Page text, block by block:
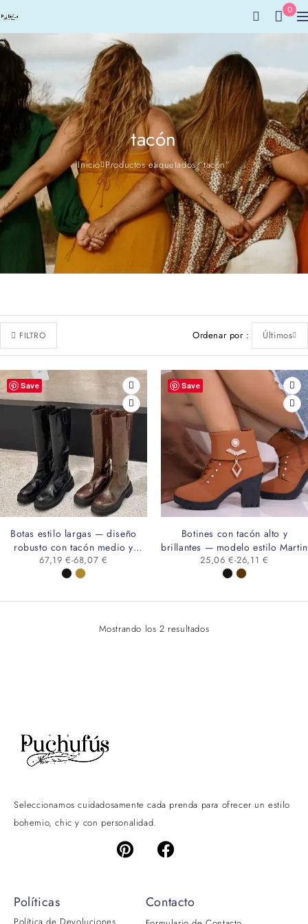
0
tacón
Inicio Productos etiquetados “tacón”
FILTRO Ordenar por Últimos
Save
Botas estilo largas — diseño
robusto con tacón medio y
cremallera trasera
67,19€-68,07 €
Save
Botines con tacón alto y
brillantes — modelo estilo Martin
25,06€-26,11 €
Mostrando los 2 resultados
Seleccionamos cuidadosamente cada prenda para ofrecer un estilo
bohemio, chic y con personalidad.
Políticas Contacto